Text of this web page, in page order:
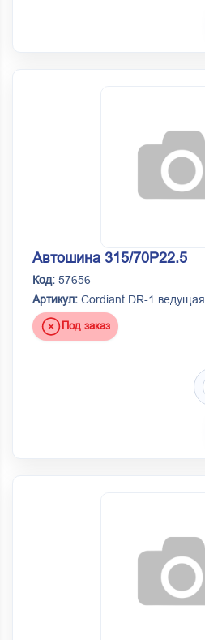
Автошина 315/70Р22.5
Код: 57656
Артикул: Cordiant DR-1 ведущая
Под заказ